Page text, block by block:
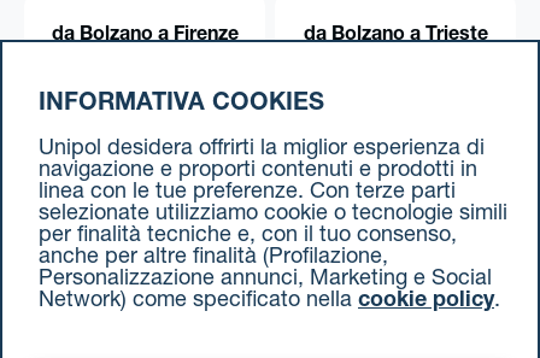
da Bolzano a Firenze da Bolzano a Trieste
INFORMATIVA COOKIES
Unipol desidera offrirti la miglior esperienza di
navigazione e proporti contenuti e prodotti in
linea con le tue preferenze. Con terze parti
selezionate utilizziamo cookie o tecnologie simili
per finalità tecniche e, con il tuo consenso,
anche per altre finalità (Profilazione,
Personalizzazione annunci, Marketing e Social
Network) come specificato nella cookie policy.